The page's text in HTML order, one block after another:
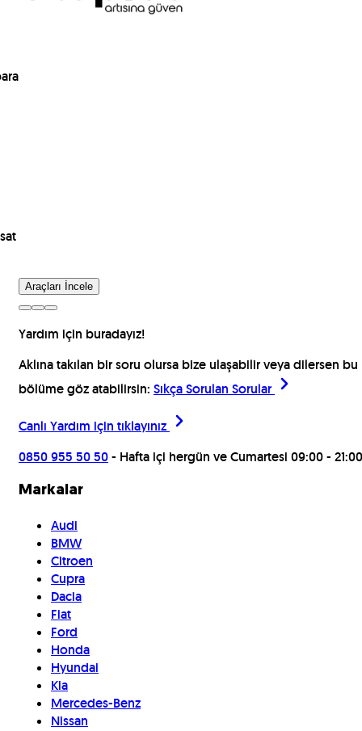
Araçları İncele
Yardım için buradayız!
Aklına takılan bir soru olursa bize ulaşabilir veya dilersen bu
bölüme göz atabilirsin: Sıkça Sorulan Sorular
Canlı Yardım için tıklayınız
0850 955 50 50- Hafta içi hergün ve Cumartesi 09:00 - 21:00
Markalar
Audi
BMW
Citroen
Cupra
Dacia
Fiat
Ford
Honda
Hyundai
Kia
Mercedes-Benz
Nissan